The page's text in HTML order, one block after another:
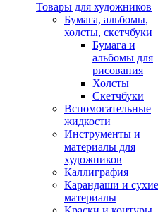
Товары для художников
Бумага, альбомы,
холсты, скетчбуки
Бумага и
альбомы для
рисования
Холсты
Скетчбуки
Вспомогательные
жидкости
Инструменты и
материалы для
художников
Каллиграфия
Карандаши и сухие
материалы